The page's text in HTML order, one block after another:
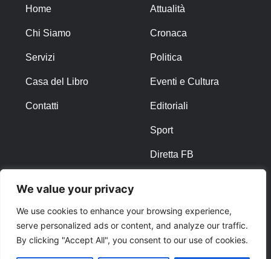
We value your privacy
We use cookies to enhance your browsing experience,
serve personalized ads or content, and analyze our traffic.
By clicking "Accept All", you consent to our use of cookies.
Home
Chi Siamo
Servizi
Casa del Libro
Contatti
Attualità
Cronaca
Politica
Eventi e Cultura
Editoriali
Sport
Diretta FB
ALTRO
Note Legali
Privacy Policy